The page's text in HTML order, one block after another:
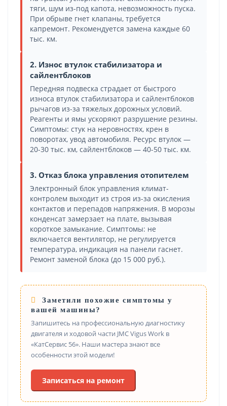
тяги, шум из-под капота, невозможность пуска.
При обрыве гнет клапаны, требуется
капремонт. Рекомендуется замена каждые 60
тыс. км.
2. Износ втулок стабилизатора и
сайлентблоков
Передняя подвеска страдает от быстрого
износа втулок стабилизатора и сайлентблоков
рычагов из-за тяжелых дорожных условий.
Реагенты и ямы ускоряют разрушение резины.
Симптомы: стук на неровностях, крен в
поворотах, увод автомобиля. Ресурс втулок —
20-30 тыс. км, сайлентблоков — 40-50 тыс. км.
3. Отказ блока управления отопителем
Электронный блок управления климат-
контролем выходит из строя из-за окисления
контактов и перепадов напряжения. В морозы
конденсат замерзает на плате, вызывая
короткое замыкание. Симптомы: не
включается вентилятор, не регулируется
температура, индикация на панели гаснет.
Ремонт заменой блока (до 15 000 руб.).
Заметили похожие симптомы у
вашей машины?
Запишитесь на профессиональную диагностику
двигателя и ходовой части JMC Vigus Work в
«КатСервис 56». Наши мастера знают все
особенности этой модели!
Записаться на ремонт